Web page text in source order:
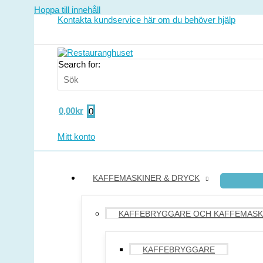
Hoppa till innehåll
Kontakta kundservice här om du behöver hjälp
Search for:
0,00kr 0
Mitt konto
KAFFEMASKINER & DRYCK
KAFFEBRYGGARE OCH
KAFFEBRYGGARE